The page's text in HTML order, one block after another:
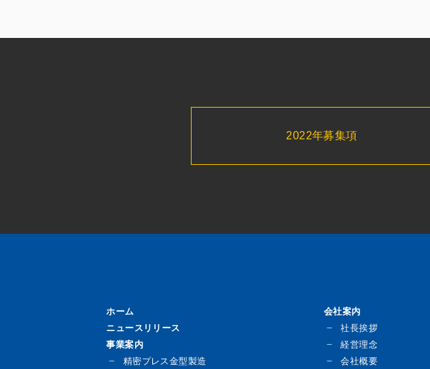
2022年募集項
ホーム
ニュースリリース
事業案内
精密プレス金型製造
会社案内
社長挨拶
経営理念
会社概要